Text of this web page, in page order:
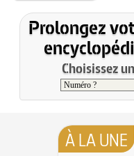
Prolongez
Choisissez
À LA UNE